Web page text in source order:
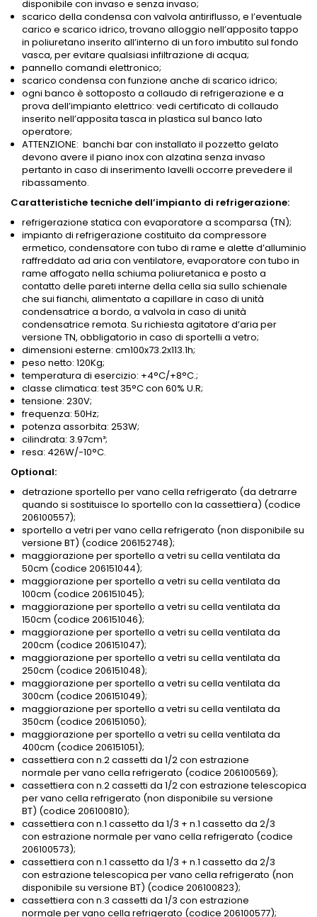
disponibile con invaso e senza invaso;
scarico della condensa con valvola antiriflusso, e l’eventuale
carico e scarico idrico, trovano alloggio nell’apposito tappo
in poliuretano inserito all’interno di un foro imbutito sul fondo
vasca, per evitare qualsiasi infiltrazione di acqua;
pannello comandi elettronico;
scarico condensa con funzione anche di scarico idrico;
ogni banco è sottoposto a collaudo di refrigerazione e a
prova dell’impianto elettrico: vedi certificato di collaudo
inserito nell’apposita tasca in plastica sul banco lato
operatore;
ATTENZIONE: banchi bar con installato il pozzetto gelato
devono avere il piano inox con alzatina senza invaso
pertanto in caso di inserimento lavelli occorre prevedere il
ribassamento.
Caratteristiche tecniche dell’impianto di refrigerazione:
refrigerazione statica con evaporatore a scomparsa (TN);
impianto di refrigerazione costituito da compressore
ermetico, condensatore con tubo di rame e alette d’alluminio
raffreddato ad aria con ventilatore, evaporatore con tubo in
rame affogato nella schiuma poliuretanica e posto a
contatto delle pareti interne della cella sia sullo schienale
che sui fianchi, alimentato a capillare in caso di unità
condensatrice a bordo, a valvola in caso di unità
condensatrice remota. Su richiesta agitatore d’aria per
versione TN, obbligatorio in caso di sportelli a vetro;
dimensioni esterne: cm100x73.2x113.1h;
peso netto: 120Kg;
temperatura di esercizio: +4°C/+8°C.;
classe climatica: test 35°C con 60% U.R;
tensione: 230V;
frequenza: 50Hz;
potenza assorbita: 253W;
cilindrata: 3.97cm³;
resa: 426W/-10°C.
Optional:
detrazione sportello per vano cella refrigerato (da detrarre
quando si sostituisce lo sportello con la cassettiera) (codice
206100557);
sportello a vetri per vano cella refrigerato (non disponibile su
versione BT) (codice 206152748);
maggiorazione per sportello a vetri su cella ventilata da
50cm (codice 206151044);
maggiorazione per sportello a vetri su cella ventilata da
100cm (codice 206151045);
maggiorazione per sportello a vetri su cella ventilata da
150cm (codice 206151046);
maggiorazione per sportello a vetri su cella ventilata da
200cm (codice 206151047);
maggiorazione per sportello a vetri su cella ventilata da
250cm (codice 206151048);
maggiorazione per sportello a vetri su cella ventilata da
300cm (codice 206151049);
maggiorazione per sportello a vetri su cella ventilata da
350cm (codice 206151050);
maggiorazione per sportello a vetri su cella ventilata da
400cm (codice 206151051);
cassettiera con n.2 cassetti da 1/2 con estrazione
normale per vano cella refrigerato (codice 206100569);
cassettiera con n.2 cassetti da 1/2 con estrazione telescopica
per vano cella refrigerato (non disponibile su versione
BT) (codice 206100810);
cassettiera con n.1 cassetto da 1/3 + n.1 cassetto da 2/3
con estrazione normale per vano cella refrigerato (codice
206100573);
cassettiera con n.1 cassetto da 1/3 + n.1 cassetto da 2/3
con estrazione telescopica per vano cella refrigerato (non
disponibile su versione BT) (codice 206100823);
cassettiera con n.3 cassetti da 1/3 con estrazione
normale per vano cella refrigerato (codice 206100577);